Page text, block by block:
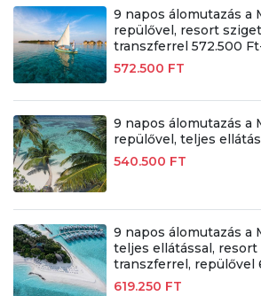
9 napos álomutazás a
repülővel, resort
transzferrel 572.500
572.500 FT
9 napos álomutazás a
repülővel, teljes
540.500 FT
9 napos álomutazás a
teljes ellátással,
transzferrel, repülővel
619.250 FT